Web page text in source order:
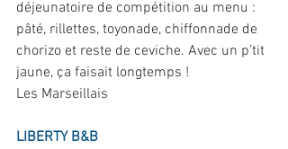
déjeunatoire de compétition au menu :
pâté, rillettes, toyonade, chiffonnade de
chorizo et reste de ceviche. Avec un p’tit
jaune, ça faisait longtemps !
Les Marseillais
LIBERTY B&B